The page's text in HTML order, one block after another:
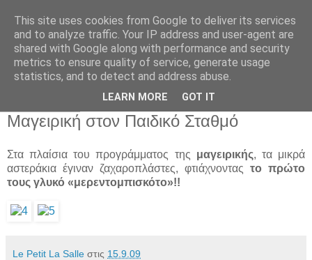
Παιδικός Σταθμός-
Νηπιαγωγείο "ΔΕΛΑΣΑΛ"
Μαγειρική στον Παιδικό Σταθμό
Στα πλαίσια του προγράμματος της μαγειρικής, τα μικρά
αστεράκια έγιναν ζαχαροπλάστες, φτιάχνοντας το πρώτο
τους γλυκό «μερεντομπισκότο»!!
Le Petit La Salle στις 15.9.09
This site uses cookies from Google to deliver its services
and to analyze traffic. Your IP address and user-agent are
shared with Google along with performance and security
metrics to ensure quality of service, generate usage
statistics, and to detect and address abuse.
LEARN MORE GOT IT